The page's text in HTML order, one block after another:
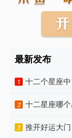
最新发布
1
十二个星座
是谁？7月开
2
十二星座哪个
力藏不住，
3
推开好运大